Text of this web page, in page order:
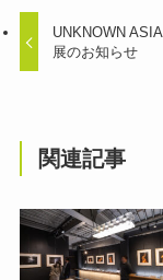
UNKNOWN
展のお知らせ
関連記事